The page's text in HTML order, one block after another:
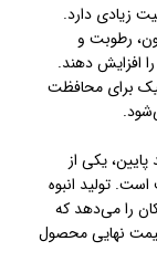
زیادی دارد.
رطوبت و
افزایش دهند.
برای محافظت
یکی از
تولید انبوه
را می‌دهد که
قیمت نهایی محصول